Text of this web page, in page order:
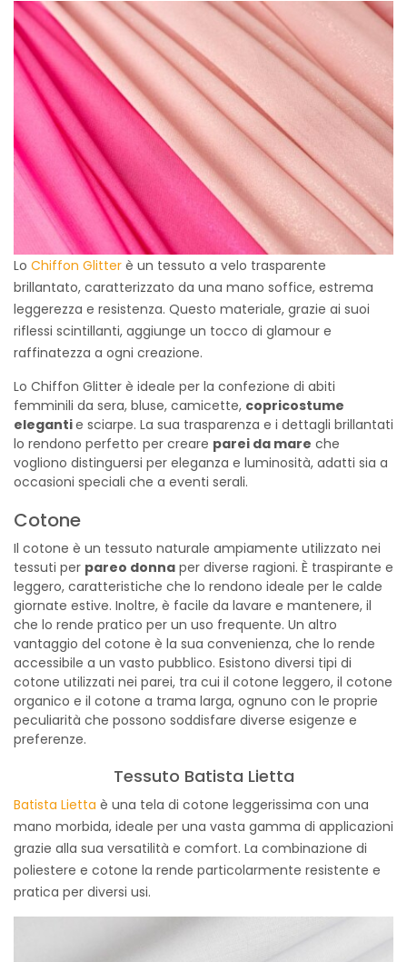
Lo Chiffon Glitter è un tessuto a velo trasparente
brillantato, caratterizzato da una mano soffice, estrema
leggerezza e resistenza. Questo materiale, grazie ai suoi
riflessi scintillanti, aggiunge un tocco di glamour e
raffinatezza a ogni creazione.
Lo Chiffon Glitter è ideale per la confezione di abiti
femminili da sera, bluse, camicette, copricostume
elegantie sciarpe. La sua trasparenza e i dettagli brillantati
lo rendono perfetto per creare parei da mare che
vogliono distinguersi per eleganza e luminosità, adatti sia a
occasioni speciali che a eventi serali.
Cotone
Il cotone è un tessuto naturale ampiamente utilizzato nei
tessuti per pareo donna per diverse ragioni. È traspirante e
leggero, caratteristiche che lo rendono ideale per le calde
giornate estive. Inoltre, è facile da lavare e mantenere, il
che lo rende pratico per un uso frequente. Un altro
vantaggio del cotone è la sua convenienza, che lo rende
accessibile a un vasto pubblico. Esistono diversi tipi di
cotone utilizzati nei parei, tra cui il cotone leggero, il cotone
organico e il cotone a trama larga, ognuno con le proprie
peculiarità che possono soddisfare diverse esigenze e
preferenze.
Tessuto Batista Lietta
Batista Lietta è una tela di cotone leggerissima con una
mano morbida, ideale per una vasta gamma di applicazioni
grazie alla sua versatilità e comfort. La combinazione di
poliestere e cotone la rende particolarmente resistente e
pratica per diversi usi.